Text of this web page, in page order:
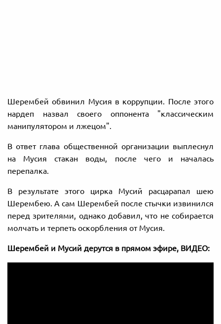
Шерембей обвинил Мусия в коррупции. После этого
нардеп назвал своего оппонента "классическим
манипулятором и лжецом".
В ответ глава общественной организации выплеснул
на Мусия стакан воды, после чего и началась
перепалка.
В результате этого цирка Мусий расцарапал шею
Шерембею. А сам Шерембей после стычки извинился
перед зрителями, однако добавил, что не собирается
молчать и терпеть оскорбления от Мусия.
Шерембей и Мусий дерутся в прямом эфире, ВИДЕО: